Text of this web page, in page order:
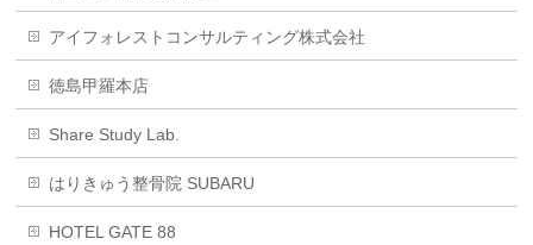
アイフォレストコンサルティング株式会社
徳島甲羅本店
Share Study Lab.
はりきゅう整骨院 SUBARU
HOTEL GATE 88